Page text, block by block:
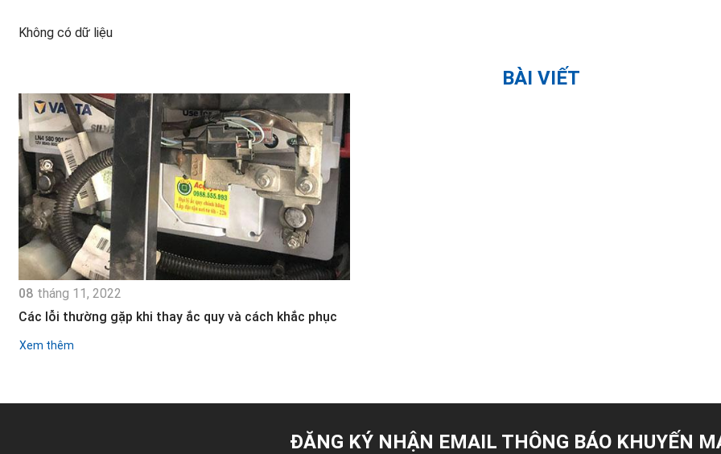
Không có dữ liệu
BÀI VIẾT
08 tháng 11, 2022
Các lỗi thường gặp khi thay ắc quy và cách khắc phục
Xem thêm
ĐĂNG KÝ NHẬN EMAIL THÔNG BÁO KHUYẾN